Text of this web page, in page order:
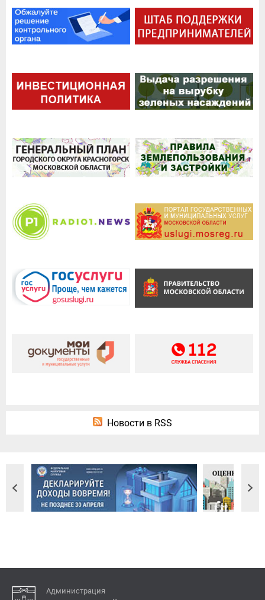
Новости в RSS
Администрация